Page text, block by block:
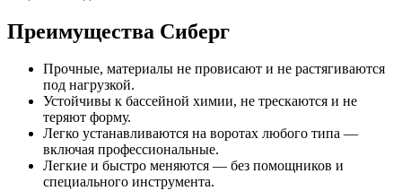
Преимущества Сиберг
Прочные, материалы не провисают и не растягиваются
под нагрузкой.
Устойчивы к бассейной химии, не трескаются и не
теряют форму.
Легко устанавливаются на воротах любого типа —
включая профессиональные.
Легкие и быстро меняются — без помощников и
специального инструмента.